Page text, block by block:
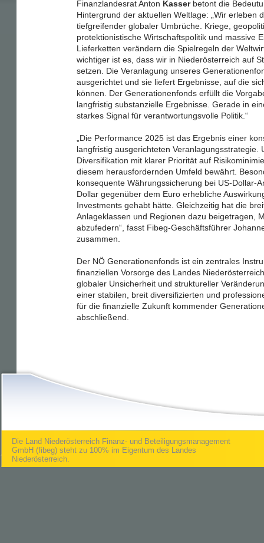
Finanzlandesrat Anton Kasserbetont die
Hintergrund der aktuellen Weltlage: „Wir erleben
tiefgreifender globaler Umbrüche. Kriege,
protektionistische Wirtschaftspolitik und massive
Lieferketten verändern die Spielregeln der
wichtiger ist es, dass wir in Niederösterreich auf
setzen. Die Veranlagung unseres
ausgerichtet und sie liefert Ergebnisse, auf die
können. Der Generationenfonds erfüllt die
langfristig substanzielle Ergebnisse. Gerade in
starkes Signal für verantwortungsvolle Politik.“
„Die Performance 2025 ist das Ergebnis einer
langfristig ausgerichteten Veranlagungsstrategie.
Diversifikation mit klarer Priorität auf
diesem herausfordernden Umfeld bewährt.
konsequente Währungssicherung bei US-Dollar-
Dollar gegenüber dem Euro erhebliche
Investments gehabt hätte. Gleichzeitig hat die
Anlageklassen und Regionen dazu beigetragen,
abzufedern“, fasst Fibeg-Geschäftsführer
zusammen.
Der NÖ Generationenfonds ist ein zentrales
finanziellen Vorsorge des Landes
globaler Unsicherheit und struktureller
einer stabilen, breit diversifizierten und
für die finanzielle Zukunft kommender
abschließend.
Die Land Niederösterreich Finanz- und Beteiligungsmanagement
GmbH (fibeg) steht zu 100% im Eigentum des Landes
Niederösterreich.